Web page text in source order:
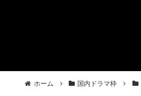
ホーム 国内ドラマ枠